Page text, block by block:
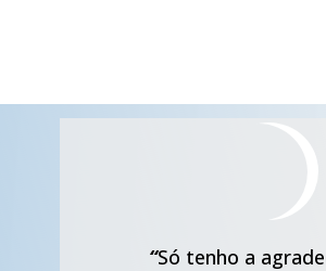
“Só tenho a